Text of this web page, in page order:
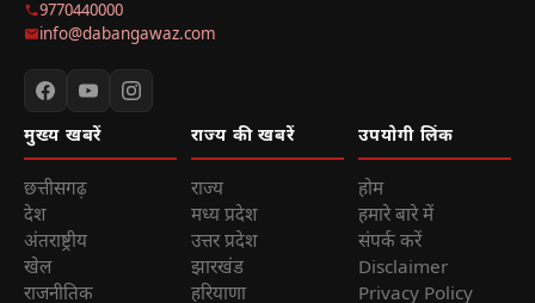
9770440000
info@dabangawaz.com
मुख्य खबरें
छत्तीसगढ़
देश
अंतराष्ट्रीय
खेल
राजनीतिक
राज्य की खबरें
राज्य
मध्य प्रदेश
उत्तर प्रदेश
झारखंड
हरियाणा
उपयोगी लिंक
होम
हमारे बारे में
संपर्क करें
Disclaimer
Privacy Policy